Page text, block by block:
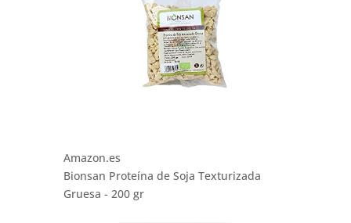
Amazon.es
Bionsan Proteína de Soja Texturizada
Gruesa - 200 gr